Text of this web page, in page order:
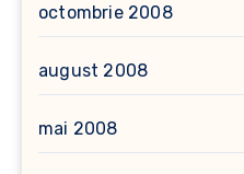
octombrie 2008
august 2008
mai 2008